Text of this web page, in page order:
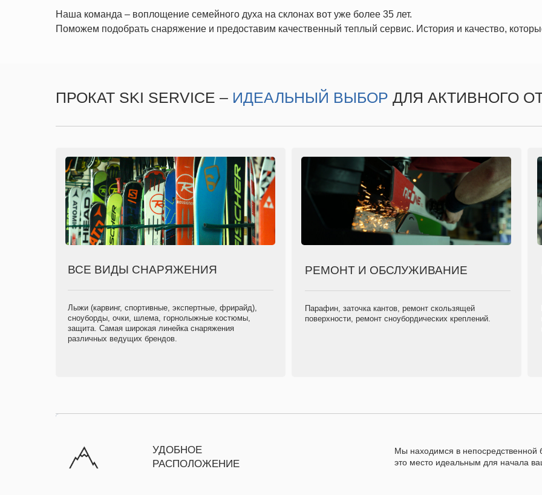
Наша команда – воплощение семейного духа на склонах вот уже более 35 лет.
Поможем подобрать снаряжение и предоставим качественный теплый сервис. История и качество,
РЕМОНТ И ОБСЛУЖИВАНИЕ
Парафин, заточка кантов, ремонт скользящей
поверхности, ремонт сноубордических креплений.
ПРОКАТ SKI SERVICE – ИДЕАЛЬНЫЙ ВЫБОР ДЛЯ АКТИВНОГО
ВСЕ ВИДЫ СНАРЯЖЕНИЯ
Лыжи (карвинг, спортивные, экспертные, фрирайд),
сноуборды, очки, шлема, горнолыжные костюмы,
защита. Самая широкая линейка снаряжения
различных ведущих брендов.
Мы находимся в непосредственной
это место идеальным для начала
УДОБНОЕ
РАСПОЛОЖЕНИЕ
Мы находимся в непосредственной
это место идеальным для начала
УДОБНОЕ
РАСПОЛОЖЕНИЕ